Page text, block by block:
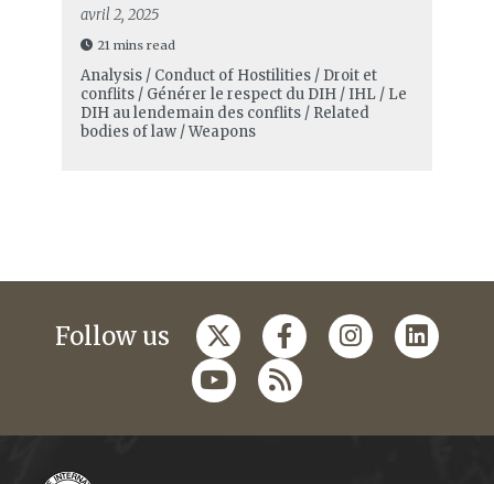
avril 2, 2025
21 mins read
Analysis / Conduct of Hostilities / Droit et
conflits / Générer le respect du DIH / IHL / Le
DIH au lendemain des conflits / Related
bodies of law / Weapons
Follow us